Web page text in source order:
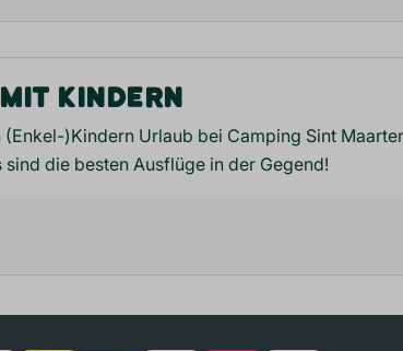
KINDERN
(Enkel-)Kindern Urlaub bei Camping Sint
sind die besten Ausflüge in der Gegend!